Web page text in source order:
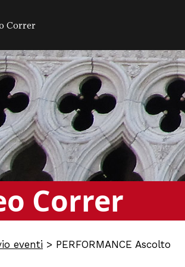
Correr
Correr
eventi > PERFORMANCE Ascolto